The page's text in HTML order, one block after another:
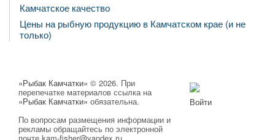
Камчатское качество
Цены на рыбную продукцию в Камчатском крае (и не
только)
«Рыбак Камчатки» © 2026. При
перепечатке материалов ссылка на
«Рыбак Камчатки» обязательна.
По вопросам размещения информации и
рекламы обращайтесь по электронной
Войти